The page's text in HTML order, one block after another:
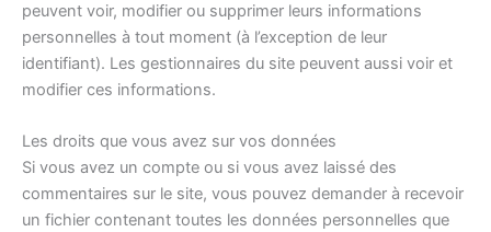
peuvent voir, modifier ou supprimer leurs informations
personnelles à tout moment (à l’exception de leur
identifiant). Les gestionnaires du site peuvent aussi voir et
modifier ces informations.
Les droits que vous avez sur vos données
Si vous avez un compte ou si vous avez laissé des
commentaires sur le site, vous pouvez demander à recevoir
un fichier contenant toutes les données personnelles que